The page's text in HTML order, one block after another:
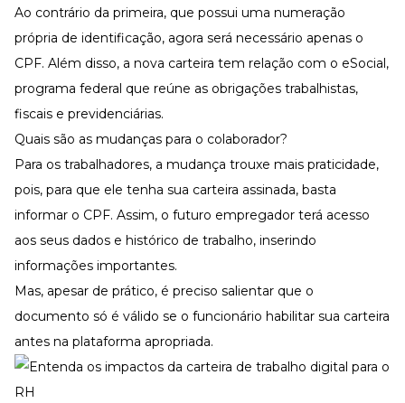
Ao contrário da primeira, que possui uma numeração
própria de identificação, agora será necessário apenas o
CPF. Além disso, a nova carteira tem relação com o eSocial,
programa federal que reúne as obrigações trabalhistas,
fiscais e previdenciárias.
Quais são as mudanças para o colaborador?
Para os trabalhadores, a mudança trouxe mais praticidade,
pois, para que ele tenha sua carteira assinada, basta
informar o CPF. Assim, o futuro empregador terá acesso
aos seus dados e histórico de trabalho, inserindo
informações importantes.
Mas, apesar de prático, é preciso salientar que o
documento só é válido se o funcionário habilitar sua carteira
antes na plataforma apropriada.